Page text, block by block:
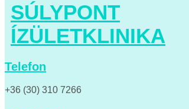
SÚLYPONT
ÍZÜLETKLINIKA
Telefon
+36 (30) 310 7266